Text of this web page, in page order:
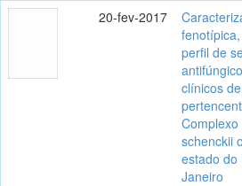
20-fev-2017
perfil de
clínicos
schenckii
estado do
Janeiro